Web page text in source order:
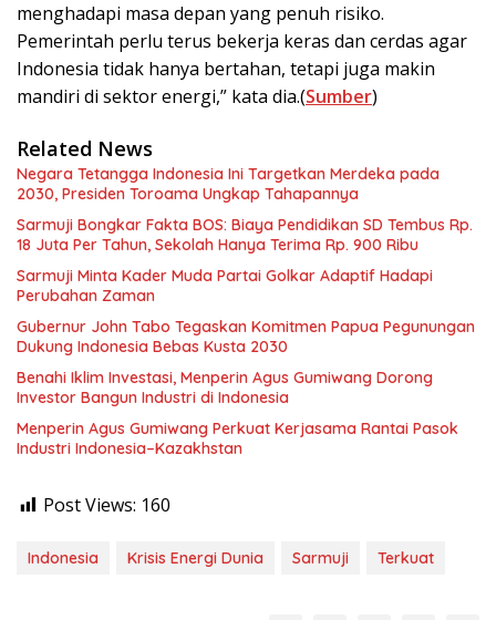
menghadapi masa depan yang penuh risiko.
Pemerintah perlu terus bekerja keras dan cerdas agar
Indonesia tidak hanya bertahan, tetapi juga makin
mandiri di sektor energi,” kata dia.(Sumber)
Related News
Negara Tetangga Indonesia Ini Targetkan Merdeka pada
2030, Presiden Toroama Ungkap Tahapannya
Sarmuji Bongkar Fakta BOS: Biaya Pendidikan SD Tembus Rp.
18 Juta Per Tahun, Sekolah Hanya Terima Rp. 900 Ribu
Sarmuji Minta Kader Muda Partai Golkar Adaptif Hadapi
Perubahan Zaman
Gubernur John Tabo Tegaskan Komitmen Papua Pegunungan
Dukung Indonesia Bebas Kusta 2030
Benahi Iklim Investasi, Menperin Agus Gumiwang Dorong
Investor Bangun Industri di Indonesia
Menperin Agus Gumiwang Perkuat Kerjasama Rantai Pasok
Industri Indonesia–Kazakhstan
Post Views: 160
Indonesia Krisis Energi Dunia Sarmuji Terkuat